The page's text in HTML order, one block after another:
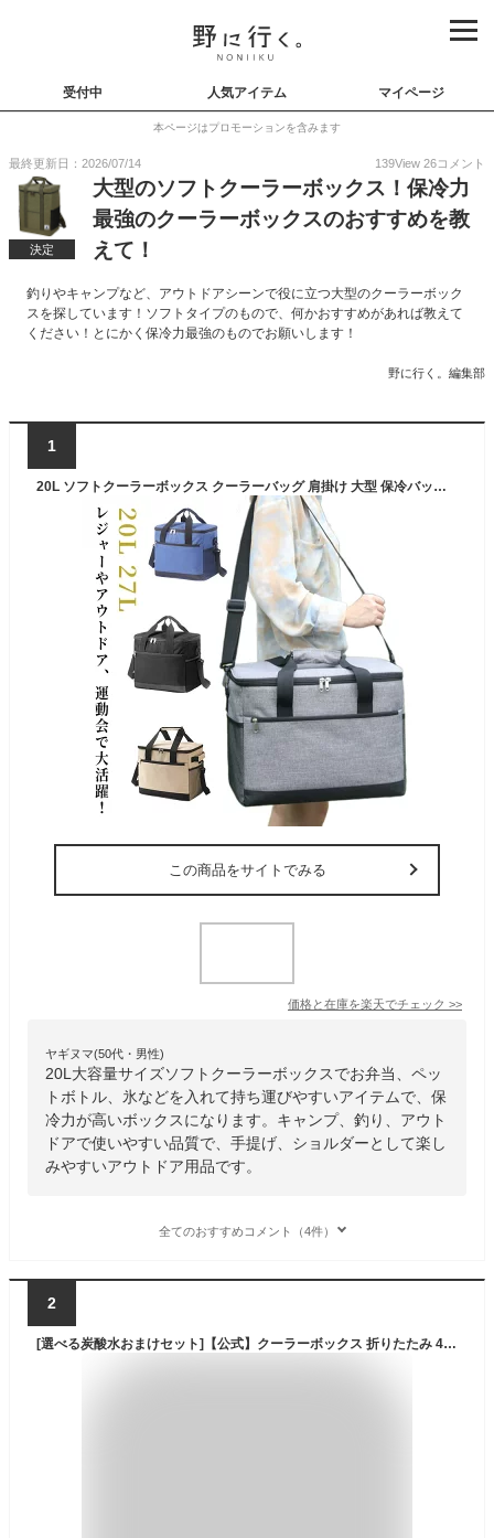
受付中 人気アイテム マイページ
本ページはプロモーションを含みます
最終更新日：2026/07/14 139View 26コメント
決定
大型のソフトクーラーボックス！保冷力
最強のクーラーボックスのおすすめを教
えて！
釣りやキャンプなど、アウトドアシーンで役に立つ大型のクーラーボック
スを探しています！ソフトタイプのもので、何かおすすめがあれば教えて
ください！とにかく保冷力最強のものでお願いします！
野に行く。編集部
1
20L ソフトクーラーボックス クーラーバッグ 肩掛け 大型 保冷バッグ 保冷バッグ 手提げ 大容量 ソフトクーラーボックス お弁当 収納バッグ ピクニック 運動会 レジャー 花見 行楽 バッグ ショッピング お買い物 キャンプ BBQ
この商品をサイトでみる
価格と在庫を楽天でチェック >>
ヤギヌマ(50代・男性)
20L大容量サイズソフトクーラーボックスでお弁当、ペッ
トボトル、氷などを入れて持ち運びやすいアイテムで、保
冷力が高いボックスになります。キャンプ、釣り、アウト
ドアで使いやすい品質で、手提げ、ショルダーとして楽し
みやすいアウトドア用品です。
全てのおすすめコメント（4件）
2
[選べる炭酸水おまけセット]【公式】クーラーボックス 折りたたみ 40L 大型 ソフト エアロゲル アイリスオーヤマ HUGEL 保冷力 部活 ソフトクーラーボックス アウトドア クーラーバッグ スポーツ 保冷バッグ キャンプ ソフトクーラー ソフトタイプ 釣り